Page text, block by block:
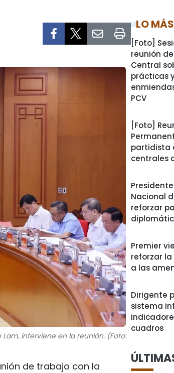
interviene en la reunión. (Foto:
de trabajo con la
LO
[Foto]
reunión
Central
prácticas
PCV
[Foto]
partidista
centrales
Nacional
reforzar
Premier
reforzar
a las
Dirigente
sistema
cuadros